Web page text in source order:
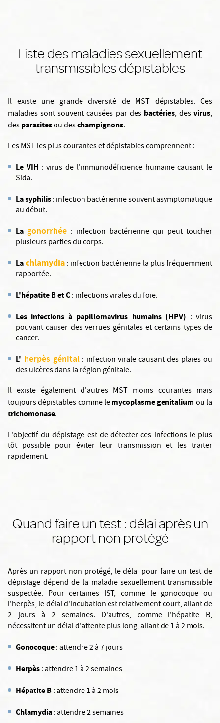
Liste des maladies sexuellement
transmissibles dépistables
Il existe une grande diversité de MST dépistables. Ces
maladies sont souvent causées par des bactéries, des virus,
desparasitesou deschampignons.
Les MST les plus courantes et dépistables comprennent :
Le VIH : virus de l'immunodéficience humaine causant le
Sida.
La syphilis: infection bactérienne souvent asymptomatique
au début.
La gonorrhée : infection bactérienne qui peut toucher
plusieurs parties du corps.
Lachlamydia: infection bactérienne la plus fréquemment
rapportée.
L'hépatite B et C: infections virales du foie.
Les infections à papillomavirus humains (HPV) : virus
pouvant causer des verrues génitales et certains types de
cancer.
L' herpès génital: infection virale causant des plaies ou
des ulcères dans la région génitale.
Il existe également d'autres MST moins courantes mais
toujours dépistables comme lemycoplasme genitalium ou la
trichomonase.
L'objectif du dépistage est de détecter ces infections le plus
tôt possible pour éviter leur transmission et les traiter
rapidement.
Quand faire un test : délai après un
rapport non protégé
Après un rapport non protégé, le délai pour faire un test de
dépistage dépend de la maladie sexuellement transmissible
suspectée. Pour certaines IST, comme le gonocoque ou
l'herpès, le délai d'incubation est relativement court, allant de
2 jours à 2 semaines. D'autres, comme l'hépatite B,
nécessitent un délai d'attente plus long, allant de 1 à 2 mois.
Gonocoque: attendre 2 à 7 jours
Herpès: attendre 1 à 2 semaines
Hépatite B: attendre 1 à 2 mois
Chlamydia: attendre 2 semaines